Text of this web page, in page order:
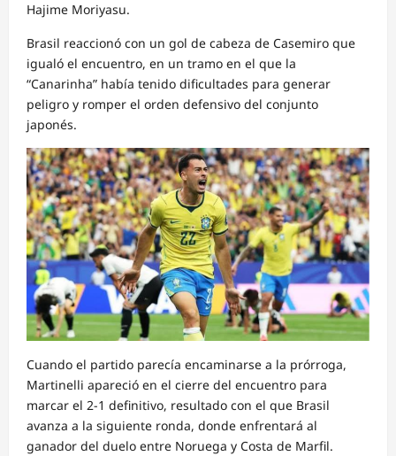
Hajime Moriyasu.
Brasil reaccionó con un gol de cabeza de Casemiro que
igualó el encuentro, en un tramo en el que la
“Canarinha” había tenido dificultades para generar
peligro y romper el orden defensivo del conjunto
japonés.
Cuando el partido parecía encaminarse a la prórroga,
Martinelli apareció en el cierre del encuentro para
marcar el 2-1 definitivo, resultado con el que Brasil
avanza a la siguiente ronda, donde enfrentará al
ganador del duelo entre Noruega y Costa de Marfil.